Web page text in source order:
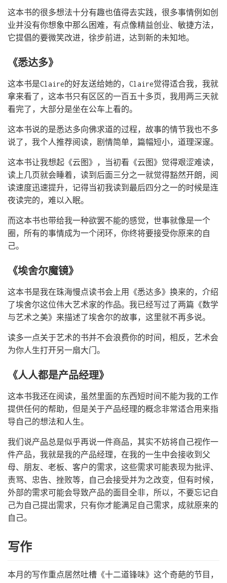
这本书的很多想法十分有趣也值得去实践，很多事情例如创
业并没有你想象中那么困难，有点像精益创业、敏捷方法，
它提倡的要微笑改进，徐步前进，达到新的未知地。
《悉达多》
这本书是Claire的好友送给她的，Claire觉得适合我，我就
拿来看了，这本书只有区区的一百五十多页，我用两三天就
看完了，大部分是坐在公车上看的。
这本书说的是悉达多向佛求道的过程，故事的情节我也不多
说了，我个人推荐阅读，剧情简单，篇幅短小，道理深邃。
这本书让我想起《云图》，当初看《云图》觉得艰涩难读，
读上几页就会睡着，读到后面三分之一就觉得豁然开朗，阅
读速度迅速提升，记得当初我读到最后四分之一的时候是连
夜读完的，难以入眠。
而这本书也带给我一种欲罢不能的感觉，世事就像是一个
圈，所有的事情成为一个闭环，你终将要接受你原来的自
己。
《埃舍尔魔镜》
这本书是我在珠海慢点读书会上用《悉达多》换来的，介绍
了埃舍尔这位伟大艺术家的作品。我已经写过了两篇《数学
与艺术之美》来描述了埃舍尔的故事，这里就不再多说。
读多一点关于艺术的书并不会浪费你的时间，相反，艺术会
为你人生打开另一扇大门。
《人人都是产品经理》
这本书我还在阅读，虽然里面的东西短时间不能为我的工作
提供任何的帮助，但是关于产品经理的概念非常适合用来指
导自己的想法和人生。
我们说产品总是似乎再说一件商品，其实不妨将自己视作一
件产品，我就是我的产品经理，在我的一生中会接收到父
母、朋友、老板、客户的需求，这些需求可能表现为批评、
责骂、忠告、挫败等，自己会接受并为之改变，但有时候，
外部的需求可能会导致产品的面目全非，所以，不要忘记自
己为自己提出需求，只有你才能满足自己需求，成就原来的
自己。
写作
本月的写作重点居然吐槽《十二道锋味》这个奇葩的节目，